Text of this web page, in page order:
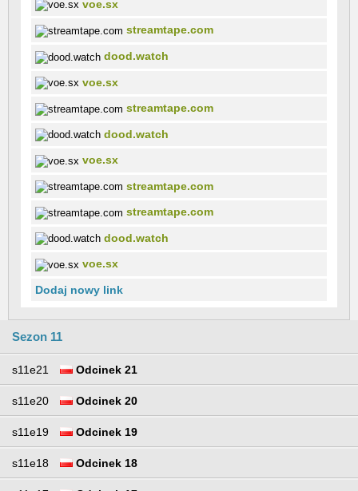
voe.sx
streamtape.com
dood.watch
voe.sx
streamtape.com
dood.watch
voe.sx
streamtape.com
streamtape.com
dood.watch
voe.sx
Dodaj nowy link
Sezon 11
s11e21 Odcinek 21
s11e20 Odcinek 20
s11e19 Odcinek 19
s11e18 Odcinek 18